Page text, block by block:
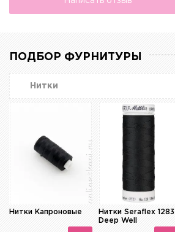
ПОДБОР ФУРНИТУРЫ
Нитки
Нитки Капроновые
Нитки Seraflex 1283
Deep Well